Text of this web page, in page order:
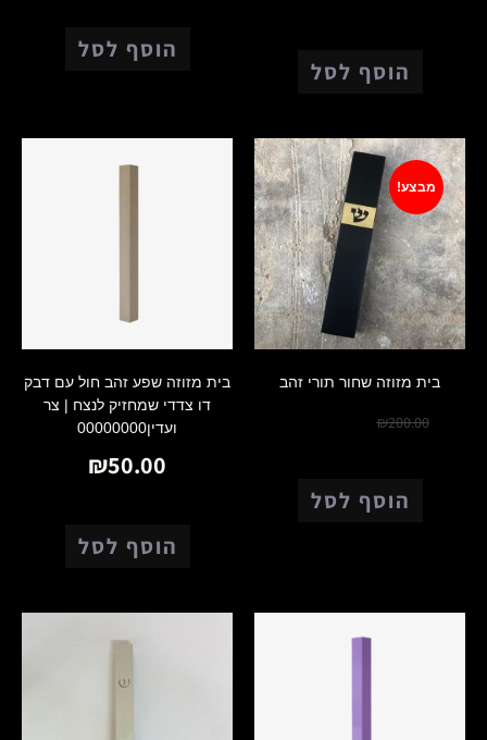
הוסף לסל
הוסף לסל
מבצע!
בית מזוזה שחור תורי זהב
₪200.00
הוסף לסל
בית מזוזה שפע זהב חול עם דבק
דו צדדי שמחזיק לנצח | צר
ועדין00000000
₪50.00
הוסף לסל